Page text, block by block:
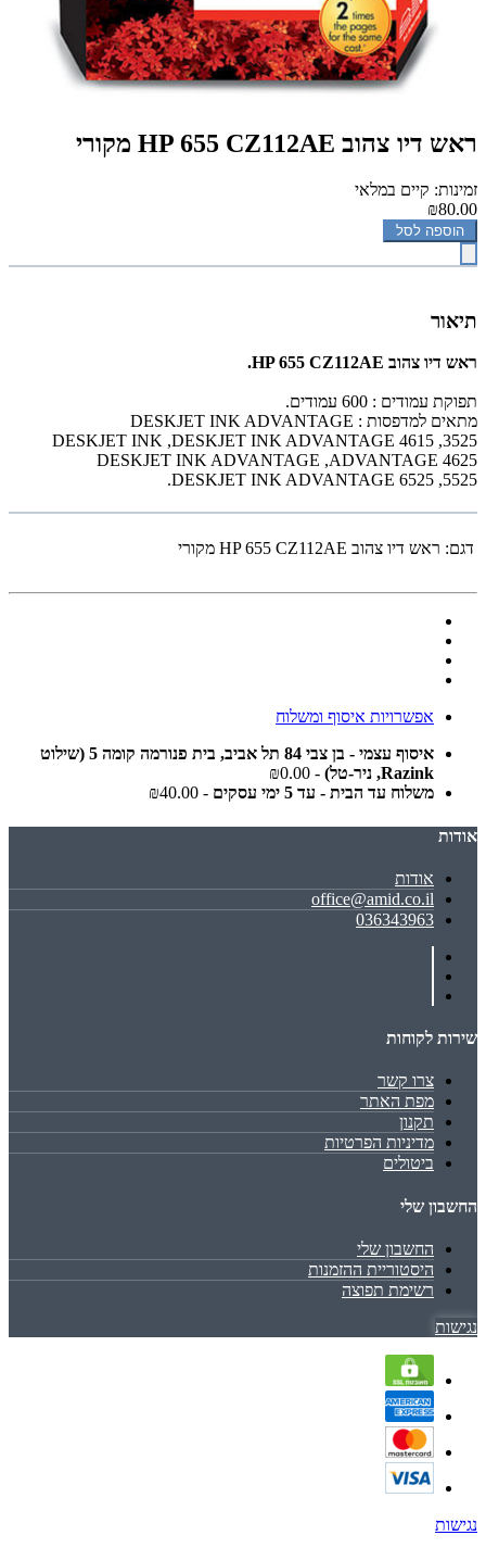
‏ראש דיו ‏צהוב HP 655 CZ112AE מקורי
זמינות: קיים במלאי
₪80.00
הוספה לסל
תיאור
‏ראש דיו ‏צהוב HP 655 CZ112AE.
תפוקת עמודים : 600 עמודים.
מתאים למדפסות : DESKJET INK ADVANTAGE
3525
,
DESKJET INK ADVANTAGE 4615
,
DESKJET INK
ADVANTAGE 4625
,
DESKJET INK ADVANTAGE
5525
,
DESKJET INK ADVANTAGE 6525
.
דגם: ‏ראש דיו ‏צהוב HP 655 CZ112AE מקורי
אפשרויות איסוף ומשלוח
איסוף עצמי - בן צבי 84 תל אביב, בית פנורמה קומה 5 (שילוט
Razink, ניר-טל)
- ₪0.00
משלוח עד הבית - עד 5 ימי עסקים
- ₪40.00
אודות
אודות
office@amid.co.il
036343963
שירות לקוחות
צרו קשר
מפת האתר
תקנון
מדיניות הפרטיות
ביטולים
החשבון שלי
החשבון שלי
היסטוריית ההזמנות
רשימת תפוצה
נגישות
נגישות